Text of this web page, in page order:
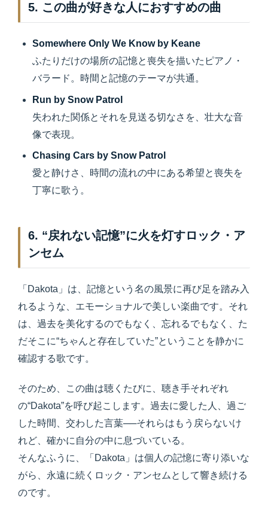
5. この曲が好きな人におすすめの曲
Somewhere Only We Know by Keane
ふたりだけの場所の記憶と喪失を描いたピアノ・
バラード。時間と記憶のテーマが共通。
Run by Snow Patrol
失われた関係とそれを見送る切なさを、壮大な音
像で表現。
Chasing Cars by Snow Patrol
愛と静けさ、時間の流れの中にある希望と喪失を
丁寧に歌う。
6. “戻れない記憶”に火を灯すロック・ア
ンセム
「Dakota」は、記憶という名の風景に再び足を踏み入
れるような、エモーショナルで美しい楽曲です。それ
は、過去を美化するのでもなく、忘れるでもなく、た
だそこに“ちゃんと存在していた”ということを静かに
確認する歌です。
そのため、この曲は聴くたびに、聴き手それぞれ
の“Dakota”を呼び起こします。過去に愛した人、過ご
した時間、交わした言葉──それらはもう戻らないけ
れど、確かに自分の中に息づいている。
そんなふうに、「Dakota」は個人の記憶に寄り添いな
がら、永遠に続くロック・アンセムとして響き続ける
のです。